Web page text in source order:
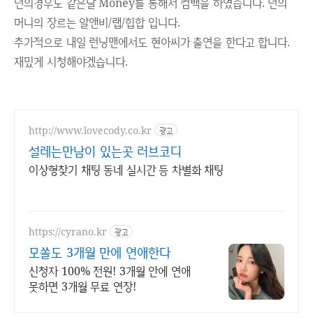
머니의 장르는 알앤비/랩/힙합 입니다.
추가적으로 내일 런닝맨에서도 현아씨가 출연을 한다고 합니다.
재밌게 시청해야겠습니다.
http://www.lovecody.co.kr 광고
설레는만남이 있는곳 러브코디
이상형찾기 채팅 동네 실시간 등 차별화 채팅
https://cyrano.kr 광고
모쏠도 3개월 만에 연애한다
신청자 100% 전원! 3개월 안에 연애
못하면 3개월 무료 연장!